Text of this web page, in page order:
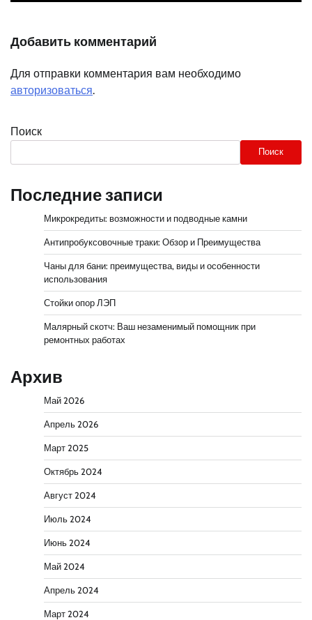
Добавить комментарий
Для отправки комментария вам необходимо
авторизоваться.
Поиск
Поиск
Последние записи
Микрокредиты: возможности и подводные камни
Антипробуксовочные траки: Обзор и Преимущества
Чаны для бани: преимущества, виды и особенности
использования
Стойки опор ЛЭП
Малярный скотч: Ваш незаменимый помощник при
ремонтных работах
Архив
Май 2026
Апрель 2026
Март 2025
Октябрь 2024
Август 2024
Июль 2024
Июнь 2024
Май 2024
Апрель 2024
Март 2024